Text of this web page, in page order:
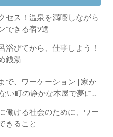
セス！温泉を満喫しながら
できる宿9選
浴びてから、仕事しよう！
銭湯
で、ワーケーション | 家か
い町の静かな本屋で夢に近
働ける社会のために、ワー
きること